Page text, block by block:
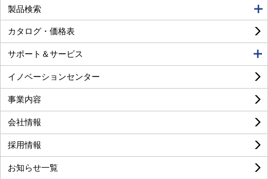
良い
製品検索
カタログ・価格表
サポート＆サービス
イノベーションセンター
事業内容
会社情報
採用情報
お知らせ一覧